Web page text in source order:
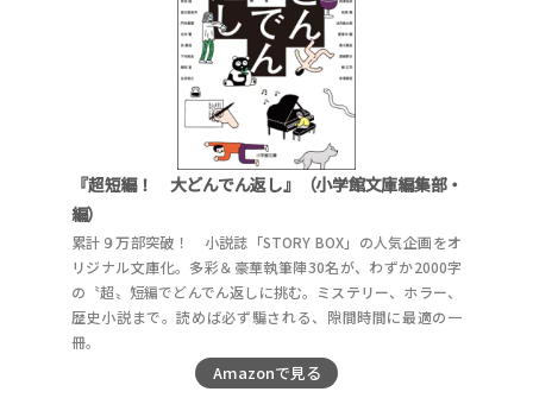
『超短編！ 大どんでん返し』（小学館文庫編集部・
編）
累計９万部突破！ 小説誌「STORY BOX」の人気企画をオ
リジナル文庫化。多彩＆豪華執筆陣30名が、わずか2000字
の〝超〟短編でどんでん返しに挑む。ミステリー、ホラー、
歴史小説まで。読めば必ず騙される、隙間時間に最適の一
冊。
Amazonで見る